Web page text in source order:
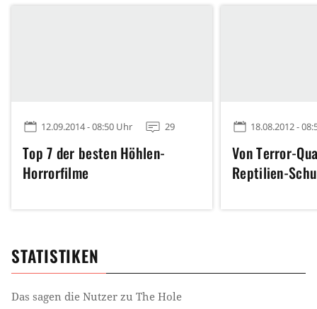
12.09.2014 - 08:50 Uhr 29
Top 7 der besten Höhlen-
Horrorfilme
18.08.2012 -
Von Terror-
Reptilien-
STATISTIKEN
Das sagen die Nutzer zu The Hole